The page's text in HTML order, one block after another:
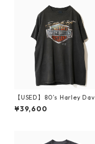
【USED】80’s Harley
on 3D EMBLEM T-Shirt
¥39,600